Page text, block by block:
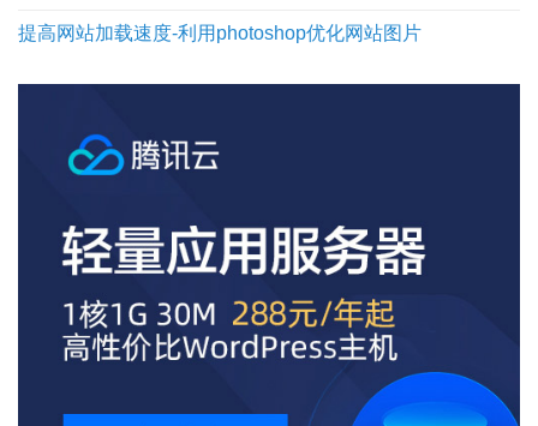
提高网站加载速度-利用photoshop优化网站图片